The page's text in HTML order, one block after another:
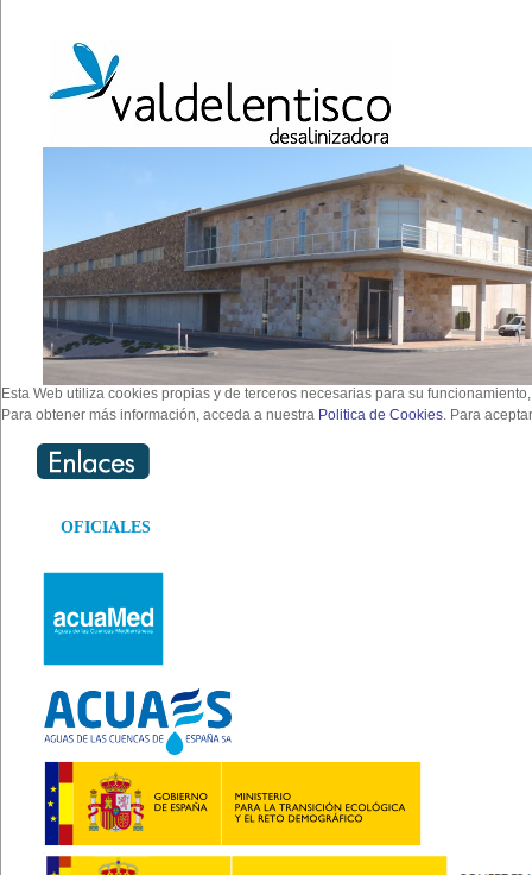
Esta Web utiliza cookies propias y de terceros necesarias para su
Para obtener más información, acceda a nuestra Politica de Cookies. Para
OFICIALES